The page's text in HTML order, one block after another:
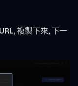
, 複製下來, 下一